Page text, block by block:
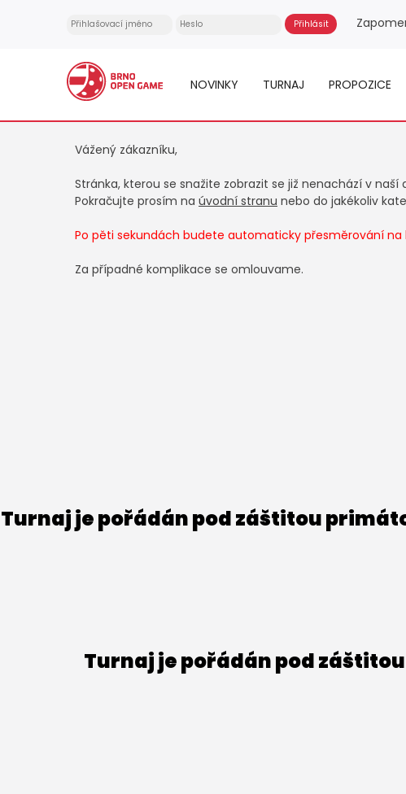
NOVINKY TURNAJ PROPOZICE
Vážený zákazníku,
Stránka, kterou se snažite zobrazit se již nenachází v naší
Pokračujte prosím na úvodní stranu nebo do jakékoliv
Po pěti sekundách budete automaticky přesměrování na
Za případné komplikace se omlouvame.
Turnaj je pořádán pod záštitou
Turnaj je pořádán pod